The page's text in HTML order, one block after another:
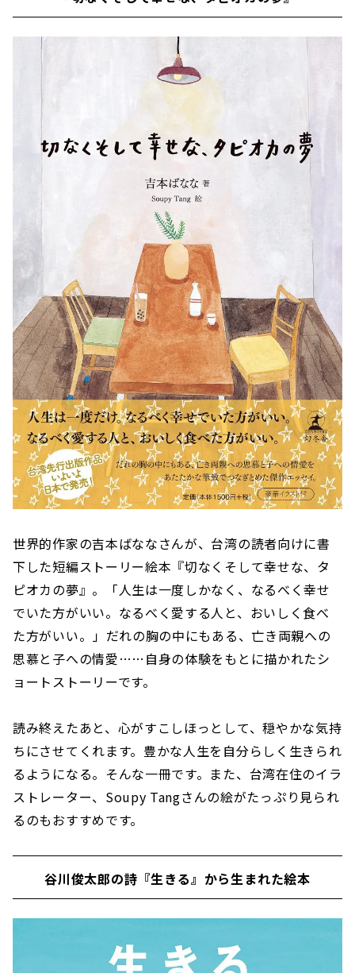
世界的作家の吉本ばななさんが、台湾の読者向けに書
下した短編ストーリー絵本『切なくそして幸せな、タ
ピオカの夢』。「人生は一度しかなく、なるべく幸せ
でいた方がいい。なるべく愛する人と、おいしく食べ
た方がいい――。」だれの胸の中にもある、亡き両親への
思慕と子への情愛……自身の体験をもとに描かれたシ
ョートストーリーです。
読み終えたあと、心がすこしほっとして、穏やかな気持
ちにさせてくれます。豊かな人生を自分らしく生きられ
るようになる。そんな一冊です。また、台湾在住のイラ
ストレーター、Soupy Tangさんの絵がたっぷり見られ
るのもおすすめです。
谷川俊太郎の詩『生きる』から生まれた絵本